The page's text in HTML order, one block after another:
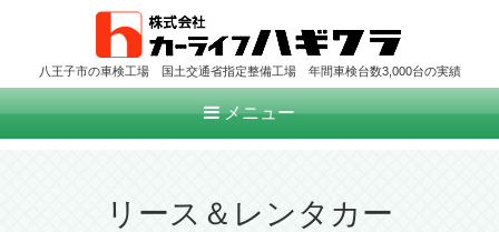
八王子市の車検工場 国土交通省指定整備工場 年間車検台数3,000台の実績
メニュー
リース＆レンタカー